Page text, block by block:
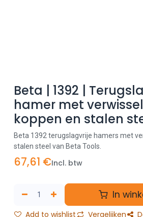
Beta | 1392 |
hamer met
koppen en stalen
Beta 1392 terugslagvrije hamers met
stalen steel van Beta Tools.
67,61 €Incl. btw
In
Add to wishlist Vergelijken